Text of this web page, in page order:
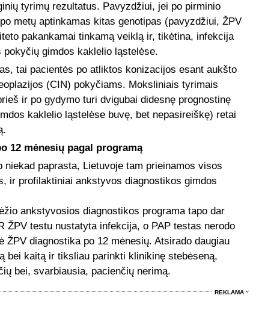
tyrimų rezultatus. Pavyzdžiui, jei po pirminio
metų aptinkamas kitas genotipas (pavyzdžiui, ŽPV
pakankamai tinkamą veiklą ir, tikėtina, infekcija
gimdos kaklelio ląstelėse.
tai pacientės po atliktos konizacijos esant aukšto
(CIN) pokyčiams. Moksliniais tyrimais
ir po gydymo turi dvigubai didesnę prognostinę
kaklelio ląstelėse buvę, bet nepasireiškę) retai
12 mėnesių pagal programą
paprasta, Lietuvoje tam prieinamos visos
ir profilaktiniai ankstyvos diagnostikos gimdos
ankstyvosios diagnostikos programa tapo dar
ŽPV testu nustatyta infekcija, o PAP testas nerodo
ŽPV diagnostika po 12 mėnesių. Atsirado daugiau
bei kaitą ir tiksliau parinkti klinikinę stebėseną,
bei, svarbiausia, pacienčių nerimą.
REKLAMA